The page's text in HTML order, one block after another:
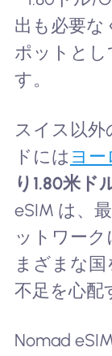
出も必要な
ポットとし
す。
スイス以外
ドには ヨー
り1.80米ド
eSIM は、
ットワーク
まざまな
不足を心配
Nomad